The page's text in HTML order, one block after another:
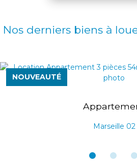
Nos derniers biens à
NOUVEAUTÉ
Marseille 02